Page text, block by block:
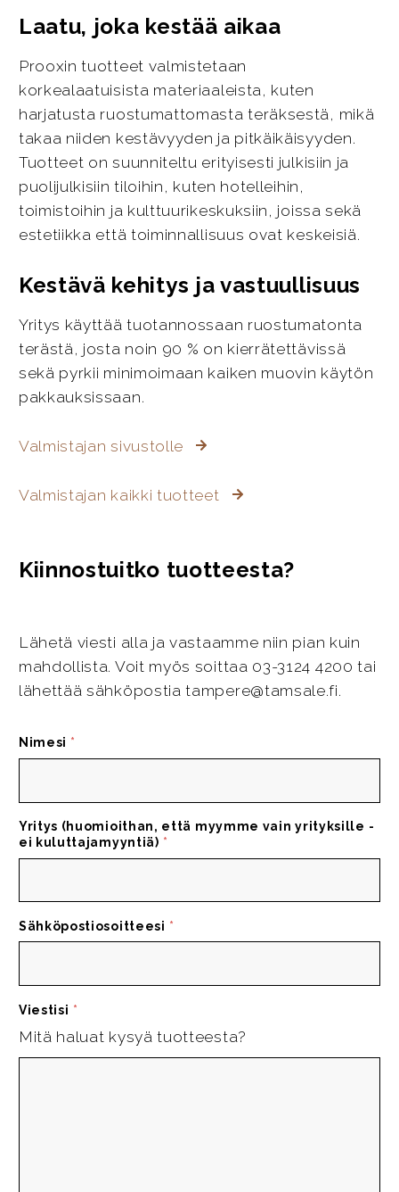
Laatu, joka kestää aikaa
Prooxin tuotteet valmistetaan
korkealaatuisista materiaaleista, kuten
harjatusta ruostumattomasta teräksestä, mikä
takaa niiden kestävyyden ja pitkäikäisyyden.
Tuotteet on suunniteltu erityisesti julkisiin ja
puolijulkisiin tiloihin, kuten hotelleihin,
toimistoihin ja kulttuurikeskuksiin, joissa sekä
estetiikka että toiminnallisuus ovat keskeisiä.
Kestävä kehitys ja vastuullisuus
Yritys käyttää tuotannossaan ruostumatonta
terästä, josta noin 90 % on kierrätettävissä
sekä pyrkii minimoimaan kaiken muovin käytön
pakkauksissaan.
Valmistajan sivustolle
Valmistajan kaikki tuotteet
Kiinnostuitko tuotteesta?
Lähetä viesti alla ja vastaamme niin pian kuin
mahdollista. Voit myös soittaa 03-3124 4200 tai
lähettää sähköpostia tampere@tamsale.fi.
Nimesi *
Yritys (huomioithan, että myymme vain yrityksille -
ei kuluttajamyyntiä) *
Sähköpostiosoitteesi *
Viestisi *
Mitä haluat kysyä tuotteesta?